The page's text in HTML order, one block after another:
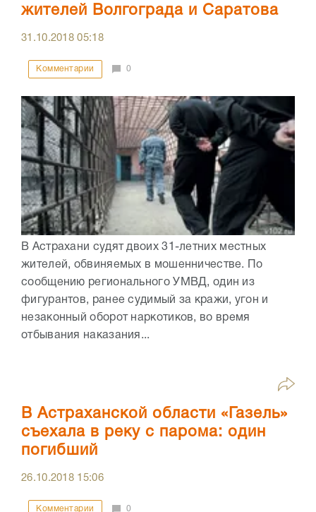
жителей Волгограда и Саратова
31.10.201805:18
Комментарии 0
В Астрахани судят двоих 31-летних местных
жителей, обвиняемых в мошенничестве. По
сообщению регионального УМВД, один из
фигурантов, ранее судимый за кражи, угон и
незаконный оборот наркотиков, во время
отбывания наказания...
В Астраханской области «Газель»
съехала в реку с парома: один
погибший
26.10.2018 15:06
Комментарии 0